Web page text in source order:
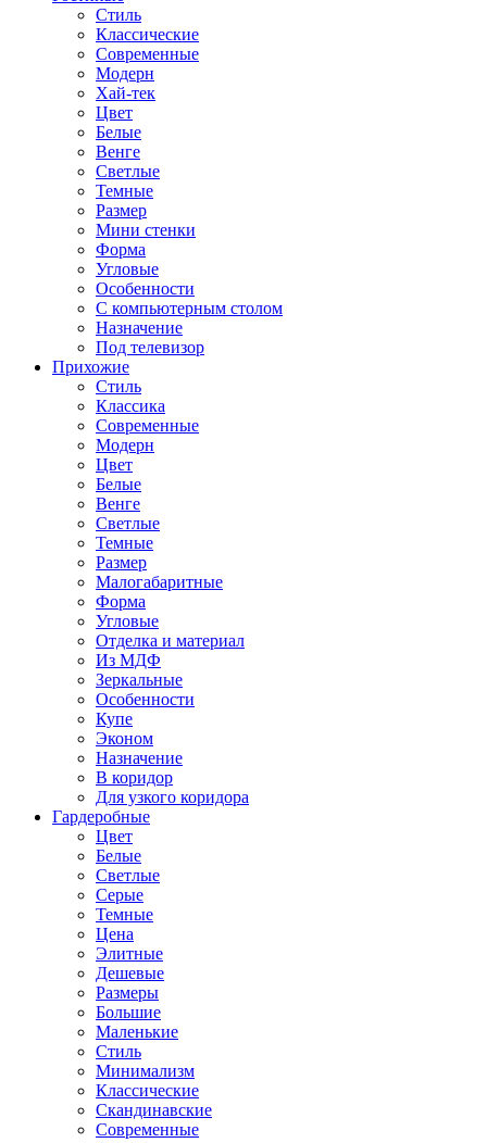
Стиль
Классические
Современные
Модерн
Хай-тек
Цвет
Белые
Венге
Светлые
Темные
Размер
Мини стенки
Форма
Угловые
Особенности
С компьютерным столом
Назначение
Под телевизор
Прихожие
Стиль
Классика
Современные
Модерн
Цвет
Белые
Венге
Светлые
Темные
Размер
Малогабаритные
Форма
Угловые
Отделка и материал
Из МДФ
Зеркальные
Особенности
Купе
Эконом
Назначение
В коридор
Для узкого коридора
Гардеробные
Цвет
Белые
Светлые
Серые
Темные
Цена
Элитные
Дешевые
Размеры
Большие
Маленькие
Стиль
Минимализм
Классические
Скандинавские
Современные